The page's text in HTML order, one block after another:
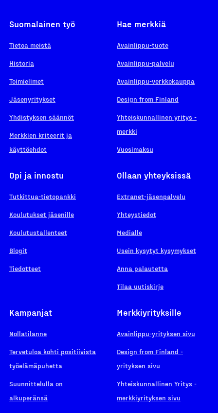
Suomalainen työ
Tietoa meistä
Historia
Toimielimet
Jäsenyritykset
Yhdistyksen säännöt
Merkkien kriteerit ja
käyttöehdot
Hae merkkiä
Avainlippu-tuote
Avainlippu-palvelu
Avainlippu-verkkokauppa
Design from Finland
Yhteiskunnallinen yritys -
merkki
Vuosimaksu
Opi ja innostu
Tutkittua-tietopankki
Koulutukset jäsenille
Koulutustallenteet
Blogit
Tiedotteet
Ollaan yhteyksissä
Extranet-jäsenpalvelu
Yhteystiedot
Medialle
Usein kysytyt kysymykset
Anna palautetta
Tilaa uutiskirje
Kampanjat
Nollatilanne
Tervetuloa kohti positiivista
työelämäpuhetta
Suunnittelulla on
alkuperänsä
Merkkiyrityksille
Avainlippu-yrityksen sivu
Design from Finland -
yrityksen sivu
Yhteiskunnallinen Yritys -
merkkiyrityksen sivu